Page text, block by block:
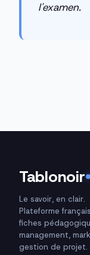
l'examen.
Tablonoir
Le savoir, en clair.
Plateforme
fiches
management,
gestion de projet.